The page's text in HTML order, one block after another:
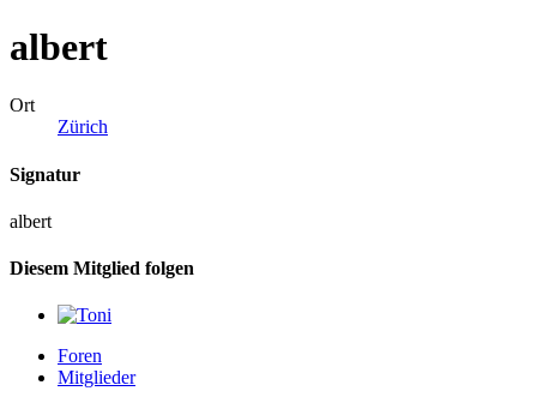
albert
Ort
Zürich
Signatur
albert
Diesem Mitglied folgen
Foren
Mitglieder